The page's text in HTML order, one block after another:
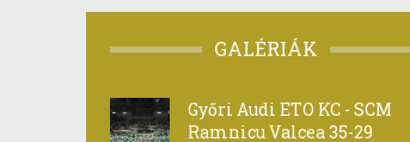
GALÉRIÁK
Győri Audi ETO KC - SCM
Ramnicu Valcea 35-29